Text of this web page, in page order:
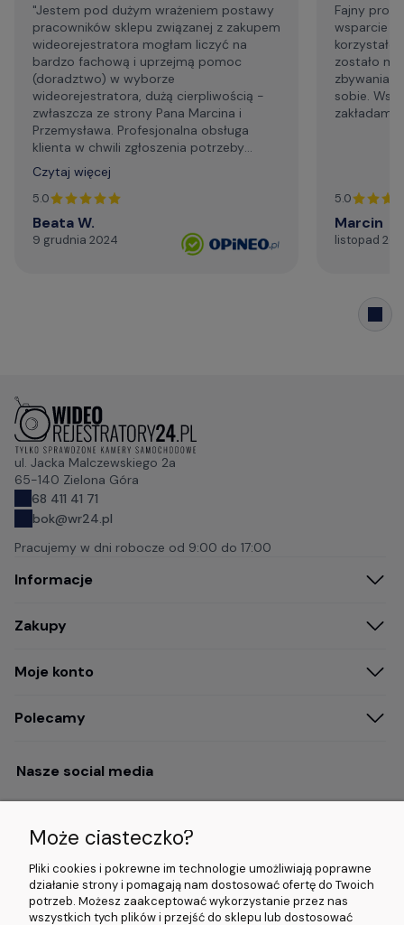
"Jestem pod dużym wrażeniem postawy
pracowników sklepu związanej z zakupem
wideorejestratora mogłam liczyć na
bardzo fachową i uprzejmą pomoc
(doradztwo) w wyborze
wideorejestratora, dużą cierpliwością -
zwłaszcza ze strony Pana Marcina i
Przemysława. Profesjonalna obsługa
klienta w chwili zgłoszenia potrzeby
wsparcia technicznego. Generalnie,
profesjonalizm. Serdecznie i najmocniej
dziękuję za życzliwą pomoc telefoniczną,
szybki kontakt mailowy."
Czytaj więcej
5.0
Beata W.
9 grudnia 2024
Fajny
wsparcie
zostało mi
zbywania
sobie.
zakładam
5.0
Marcin
listopad
ul. Jacka Malczewskiego 2a
65-140 Zielona Góra
68 411 41 71
bok@wr24.pl
Pracujemy w dni robocze od 9:00 do 17:00
Informacje
Zakupy
Moje konto
Polecamy
Nasze social media
Opinie i wyróżnienia
5.0/5.0 (5000+
opinii)
5.0/5.0 (5000+
opinii)
4.9/5.0 (120+
opinii)
Może ciasteczko?
Pliki cookies i pokrewne im technologie umożliwiają poprawne
działanie strony i pomagają nam dostosować ofertę do Twoich
potrzeb. Możesz zaakceptować wykorzystanie przez nas
wszystkich tych plików i przejść do sklepu lub dostosować